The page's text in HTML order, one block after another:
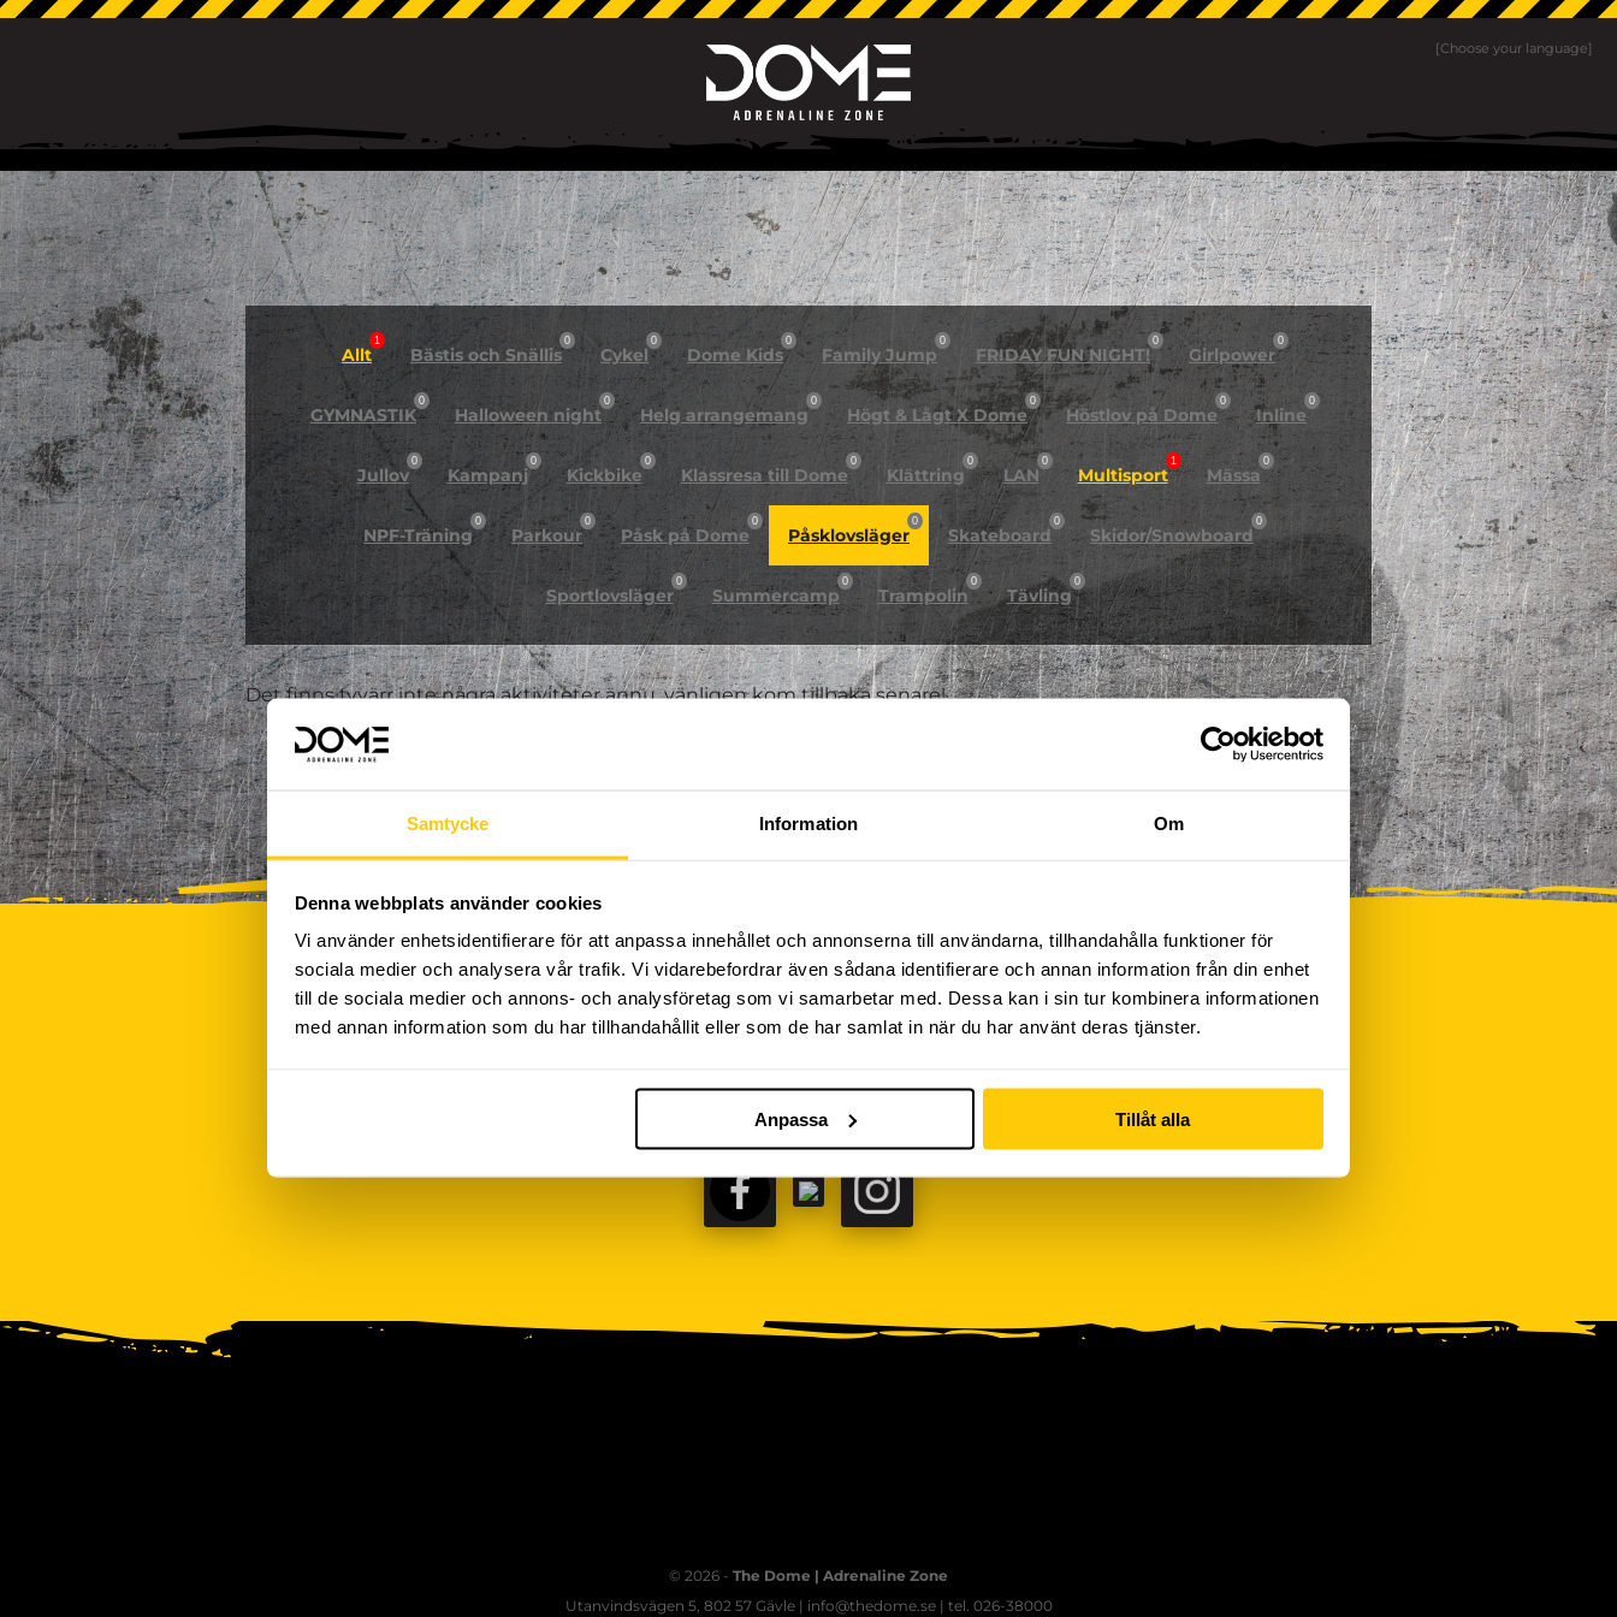
Samtycke Information Om
Denna webbplats använder cookies
Vi använder enhetsidentifierare för att anpassa innehållet och annonserna till användarna, tillhandahålla funktioner för
sociala medier och analysera vår trafik. Vi vidarebefordrar även sådana identifierare och annan information från din enhet
till de sociala medier och annons- och analysföretag som vi samarbetar med. Dessa kan i sin tur kombinera informationen
med annan information som du har tillhandahållit eller som de har samlat in när du har använt deras tjänster.
Anpassa Tillåt alla
[Choose your language]
Allt
1
Bästis och Snällis
0
Cykel
0
Dome Kids
0
Family Jump
0
FRIDAY FUN NIGHT!
0
Girlpower
0
GYMNASTIK
0
Halloween night
0
Helg arrangemang
0
Högt & Lågt X Dome
0
Höstlov på Dome
0
Inline
0
Jullov
0
Kampanj
0
Kickbike
0
Klassresa till Dome
0
Klättring
0
LAN
0
Multisport
1
Mässa
0
NPF-Träning
0
Parkour
0
Påsk på Dome
0
Påsklovsläger
0
Skateboard
0
Skidor/Snowboard
0
Sportlovsläger
0
Summercamp
0
Trampolin
0
Tävling
0
Det finns tyvärr inte några aktiviteter ännu, vänligen kom tillbaka senare!
FÖLJ OSS PÅ SOCIALA MEDIER
FACEBOOKTIKTOK
© 2026 - The Dome | Adrenaline Zone
Utanvindsvägen 5, 802 57 Gävle | info@thedome.se | tel. 026-38000